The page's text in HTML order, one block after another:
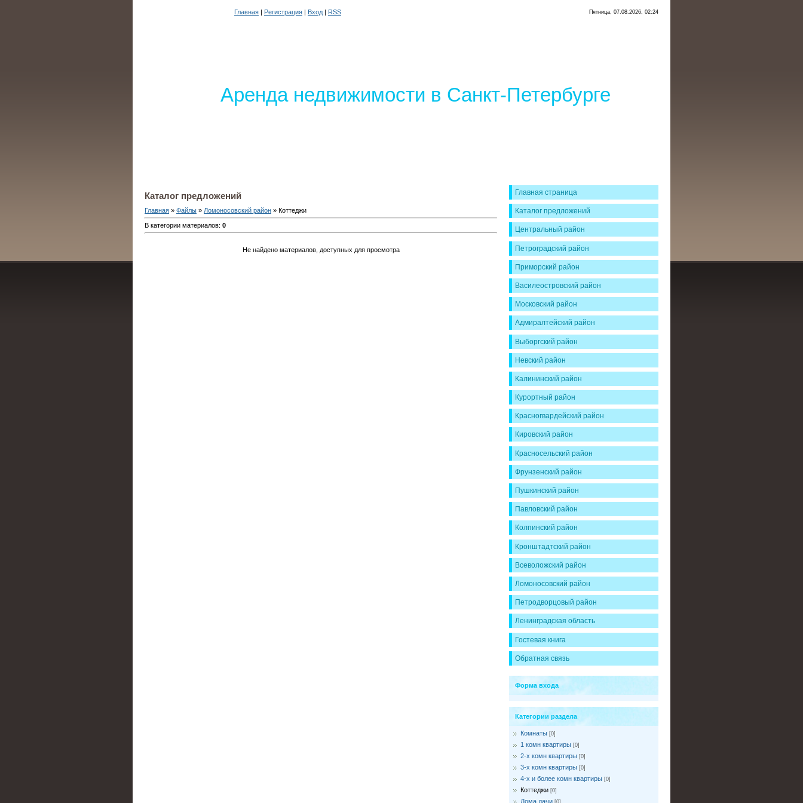
Главная | Регистрация | Вход | RSS Пятница, 07.08.2026, 02:24
Аренда недвижимости в Санкт-Петербурге
Каталог предложений
Главная » Файлы » Ломоносовский район » Коттеджи
В категории материалов: 0
Не найдено материалов, доступных для просмотра
Главная страница
Каталог предложений
Центральный район
Петроградский район
Приморский район
Василеостровский район
Московский район
Адмиралтейский район
Выборгский район
Невский район
Калининский район
Курортный район
Красногвардейский район
Кировский район
Красносельский район
Фрунзенский район
Пушкинский район
Павловский район
Колпинский район
Кронштадтский район
Всеволожский район
Ломоносовский район
Петродворцовый район
Ленинградская область
Гостевая книга
Обратная связь
Форма входа
Категории раздела
Комнаты [0]
1 комн квартиры [0]
2-х комн квартиры [0]
3-х комн квартиры [0]
4-х и более комн квартиры [0]
Коттеджи [0]
Дома дачи [0]